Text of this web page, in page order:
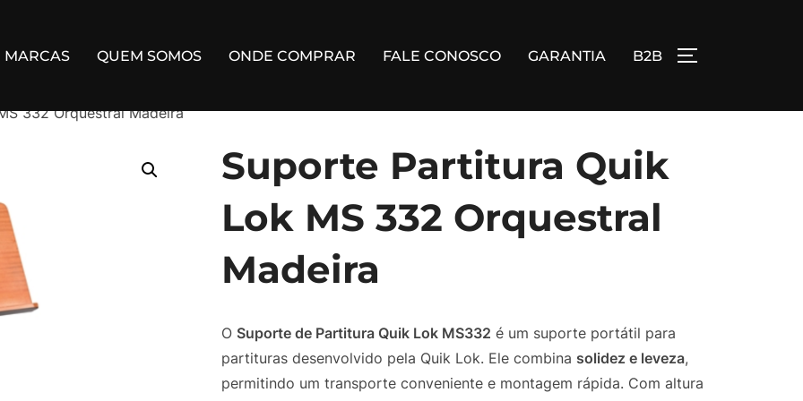
MARCAS QUEM SOMOS ONDE COMPRAR FALE CONOSCO GARANTIA B2B ALTERNAR
332 Orquestral Madeira
Suporte Partitura Quik
Lok MS 332 Orquestral
Madeira
O Suporte de Partitura Quik Lok MS332 é um suporte portátil para
partituras desenvolvido pela Quik Lok. Ele combina solidez e leveza,
permitindo um transporte conveniente e montagem rápida. Com altura